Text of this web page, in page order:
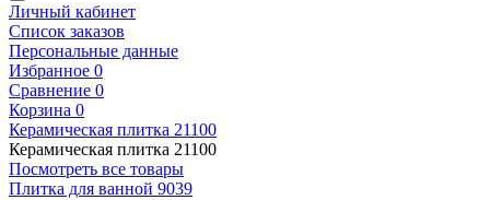
Личный кабинет
Список заказов
Персональные данные
Избранное 0
Сравнение 0
Корзина 0
Керамическая плитка 21100
Керамическая плитка 21100
Посмотреть все товары
Плитка для ванной 9039